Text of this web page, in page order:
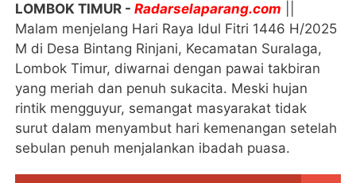
LOMBOK TIMUR -Radarselaparang.com
Malam menjelang Hari Raya Idul Fitri 1446 H/2025
M di Desa Bintang Rinjani, Kecamatan Suralaga,
Lombok Timur, diwarnai dengan pawai takbiran
yang meriah dan penuh sukacita. Meski hujan
rintik mengguyur, semangat masyarakat tidak
surut dalam menyambut hari kemenangan setelah
sebulan penuh menjalankan ibadah puasa.